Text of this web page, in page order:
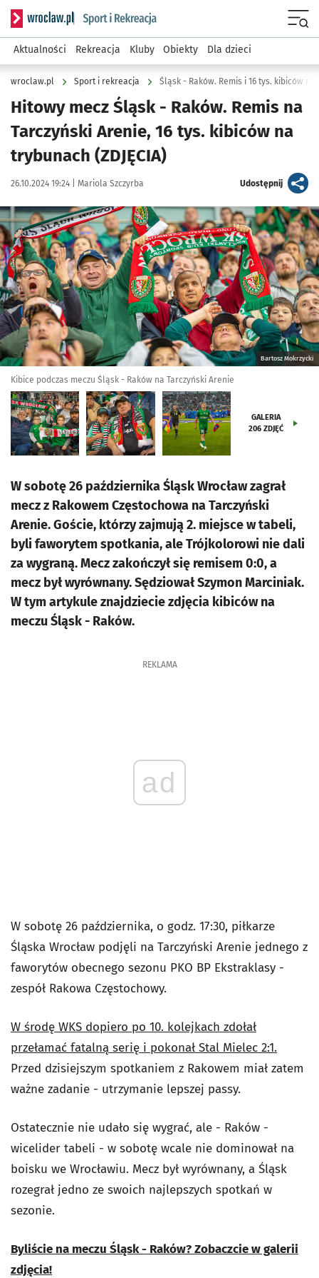
Serwis informacyjny wroclaw.pl podserwis: Sport i rekreacja
Aktualności Rekreacja Kluby Obiekty Dla dzieci
wroclaw.pl Sport i rekreacja Śląsk - Raków. Remis i 16 tys. kibiców na
Hitowy mecz Śląsk - Raków. Remis na
Tarczyński Arenie, 16 tys. kibiców na
trybunach (ZDJĘCIA)
Data publikacji:
26.10.2024 19:24 | Autor:
Mariola Szczyrba Udostępnijartykuł
Kliknij, aby zobaczyć galerię
Bartosz Mokrzycki
Kibice podczas meczu Śląsk - Raków na Tarczyński Arenie
GALERIA
206 ZDJĘĆ
W sobotę 26 października Śląsk Wrocław zagrał
mecz z Rakowem Częstochowa na Tarczyński
Arenie. Goście, którzy zajmują 2. miejsce w tabeli,
byli faworytem spotkania, ale Trójkolorowi nie dali
za wygraną. Mecz zakończył się remisem 0:0, a
mecz był wyrównany. Sędziował Szymon Marciniak.
W tym artykule znajdziecie zdjęcia kibiców na
meczu Śląsk - Raków.
REKLAMA
ad
W sobotę 26 października, o godz. 17:30, piłkarze
Śląska Wrocław podjęli na Tarczyński Arenie jednego z
faworytów obecnego sezonu PKO BP Ekstraklasy -
zespół Rakowa Częstochowy.
W środę WKS dopiero po 10. kolejkach zdołał
przełamać fatalną serię i pokonał Stal Mielec 2:1.
Przed dzisiejszym spotkaniem z Rakowem miał zatem
ważne zadanie - utrzymanie lepszej passy.
Ostatecznie nie udało się wygrać, ale - Raków -
wicelider tabeli - w sobotę wcale nie dominował na
boisku we Wrocławiu. Mecz był wyrównany, a Śląsk
rozegrał jedno ze swoich najlepszych spotkań w
sezonie.
Byliście na meczu Śląsk - Raków? Zobaczcie w galerii
zdjęcia!